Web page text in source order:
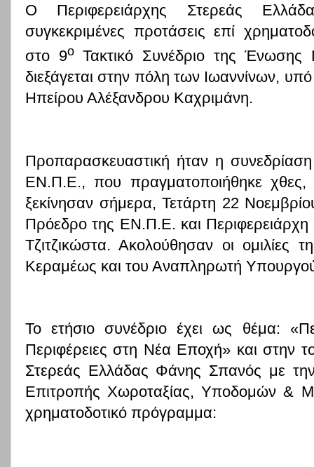
Ο Περιφερειάρχης Στερεάς
συγκεκριμένες προτάσεις επί
στο 9οΤακτικό Συνέδριο της Ένωσης
διεξάγεται στην πόλη των Ιωαννίνων,
Ηπείρου Αλέξανδρου Καχριμάνη.
Προπαρασκευαστική ήταν η συνεδρίαση
ΕΝ.Π.Ε., που πραγματοποιήθηκε χθες,
ξεκίνησαν σήμερα, Τετάρτη 22
Πρόεδρο της ΕΝ.Π.Ε. και Περιφερειάρχη
Τζιτζικώστα. Ακολούθησαν οι ομιλίες
Κεραμέως και του Αναπληρωτή
Το ετήσιο συνέδριο έχει ως θέμα:
Περιφέρειες στη Νέα Εποχή» και στην
Στερεάς Ελλάδας Φάνης Σπανός με
Επιτροπής Χωροταξίας, Υποδομών &
χρηματοδοτικό πρόγραμμα: